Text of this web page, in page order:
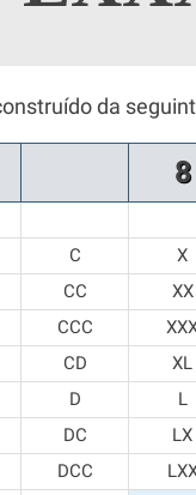
da
8
C X
CC XX
CCC
CD XL
D L
DC LX
DCC